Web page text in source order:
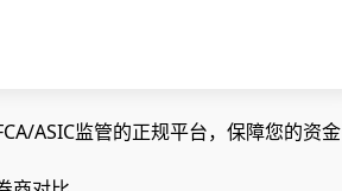
ASIC监管的正规平台，保障您的资金